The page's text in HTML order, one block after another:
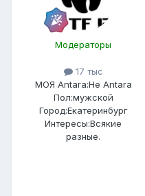
Модераторы
17 тыс
МОЯ Antara:Не Antara
Пол:мужской
Город:Екатеринбург
Интересы:Всякие
разные.